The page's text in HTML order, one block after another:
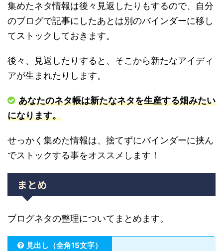
集めたネタ情報は後々見返したりもするので、自分
のブログで記事にしたあとは別のバインダーに移し
てストックしておきます。
後々、見返したりすると、そこから新たなアイディ
アが生まれたりします。
あなたのネタ帳は新たなネタを生産する畑みたい
になります。
せっかく集めた情報は、捨てずにバインダーに挟ん
でストックする事をオススメします！
まとめ
ブログネタの整理についてまとめます。
見出し（全角15文字）